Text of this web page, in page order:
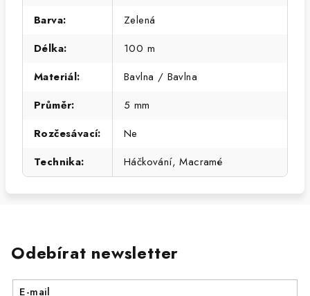
Barva:
Zelená
Délka:
100 m
Materiál:
Bavlna / Bavlna
Průměr:
5 mm
Rozčesávací:
Ne
Technika: Háčkování, Macramé
Odebírat newsletter
E-mail